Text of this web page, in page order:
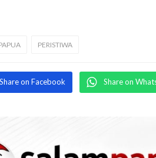
PERISTIWA
Share on Facebook Share on